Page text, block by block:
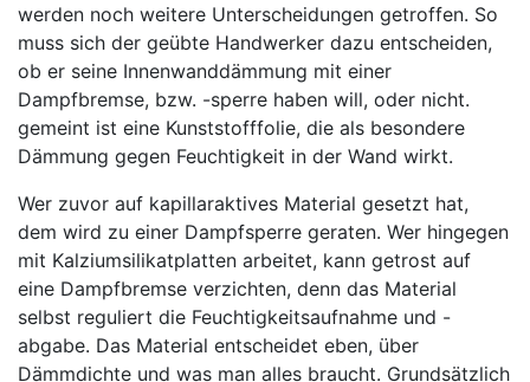
werden noch weitere Unterscheidungen getroffen. So
muss sich der geübte Handwerker dazu entscheiden,
ob er seine Innenwanddämmung mit einer
Dampfbremse, bzw. -sperre haben will, oder nicht.
gemeint ist eine Kunststofffolie, die als besondere
Dämmung gegen Feuchtigkeit in der Wand wirkt.
Wer zuvor auf kapillaraktives Material gesetzt hat,
dem wird zu einer Dampfsperre geraten. Wer hingegen
mit Kalziumsilikatplatten arbeitet, kann getrost auf
eine Dampfbremse verzichten, denn das Material
selbst reguliert die Feuchtigkeitsaufnahme und -
abgabe. Das Material entscheidet eben, über
Dämmdichte und was man alles braucht. Grundsätzlich